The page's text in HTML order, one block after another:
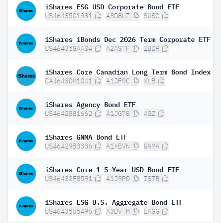
iShares ESG USD Corporate Bond ETF
US46435G1931 A3D8UZ SUSC
iShares iBonds Dec 2026 Term Corporate ETF
US46435GAA04 A2ASTF IBDR
iShares Core Canadian Long Term Bond Index
CA46430M1041 A1JF9C XLB
iShares Agency Bond ETF
US4642881662 A1JG78 AGZ
iShares GNMA Bond ETF
US46429B3336 A1XBVN GNMA
iShares Core 1-5 Year USD Bond ETF
US46432F8591 A1J9P0 ISTB
iShares ESG U.S. Aggregate Bond ETF
US46435U5496 A3DVTM EAGG